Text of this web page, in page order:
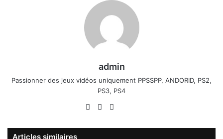
admin
Passionner des jeux vidéos uniquement PPSSPP, ANDORID, PS2,
PS3, PS4
WebsiteFacebook
Articles similaires